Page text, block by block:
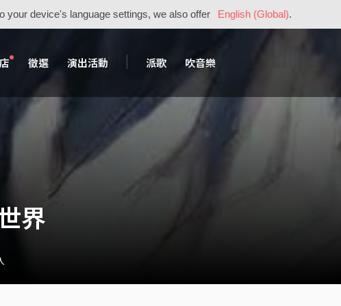
your device's language settings, we also offer English (Global).
徵選 演出活動 派歌 吹音樂
界